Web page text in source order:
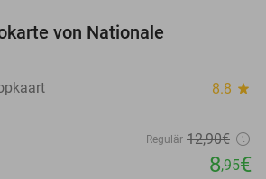
von Nationale
8.8 star
Regulär 12,90€
8,95€